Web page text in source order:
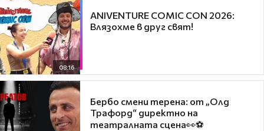
08:16
ANIVENTURE COMIC CON 2026:
Влязохме в друг свят!
Бербо смени терена: от „Олд
Трафорд“ директно на
театралната сцена👀⚽